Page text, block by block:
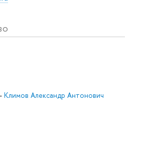
Климов Александр Антонович